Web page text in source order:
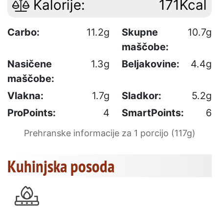
Kalorije: 171Kcal
Carbo: 11.2g
Skupne
maščobe:
10.7g
Nasičene
maščobe:
1.3g Beljakovine: 4.4g
Vlakna: 1.7g Sladkor:
5.2g
ProPoints:
4 SmartPoints: 6
Prehranske informacije za 1 porcijo (117g)
Kuhinjska posoda